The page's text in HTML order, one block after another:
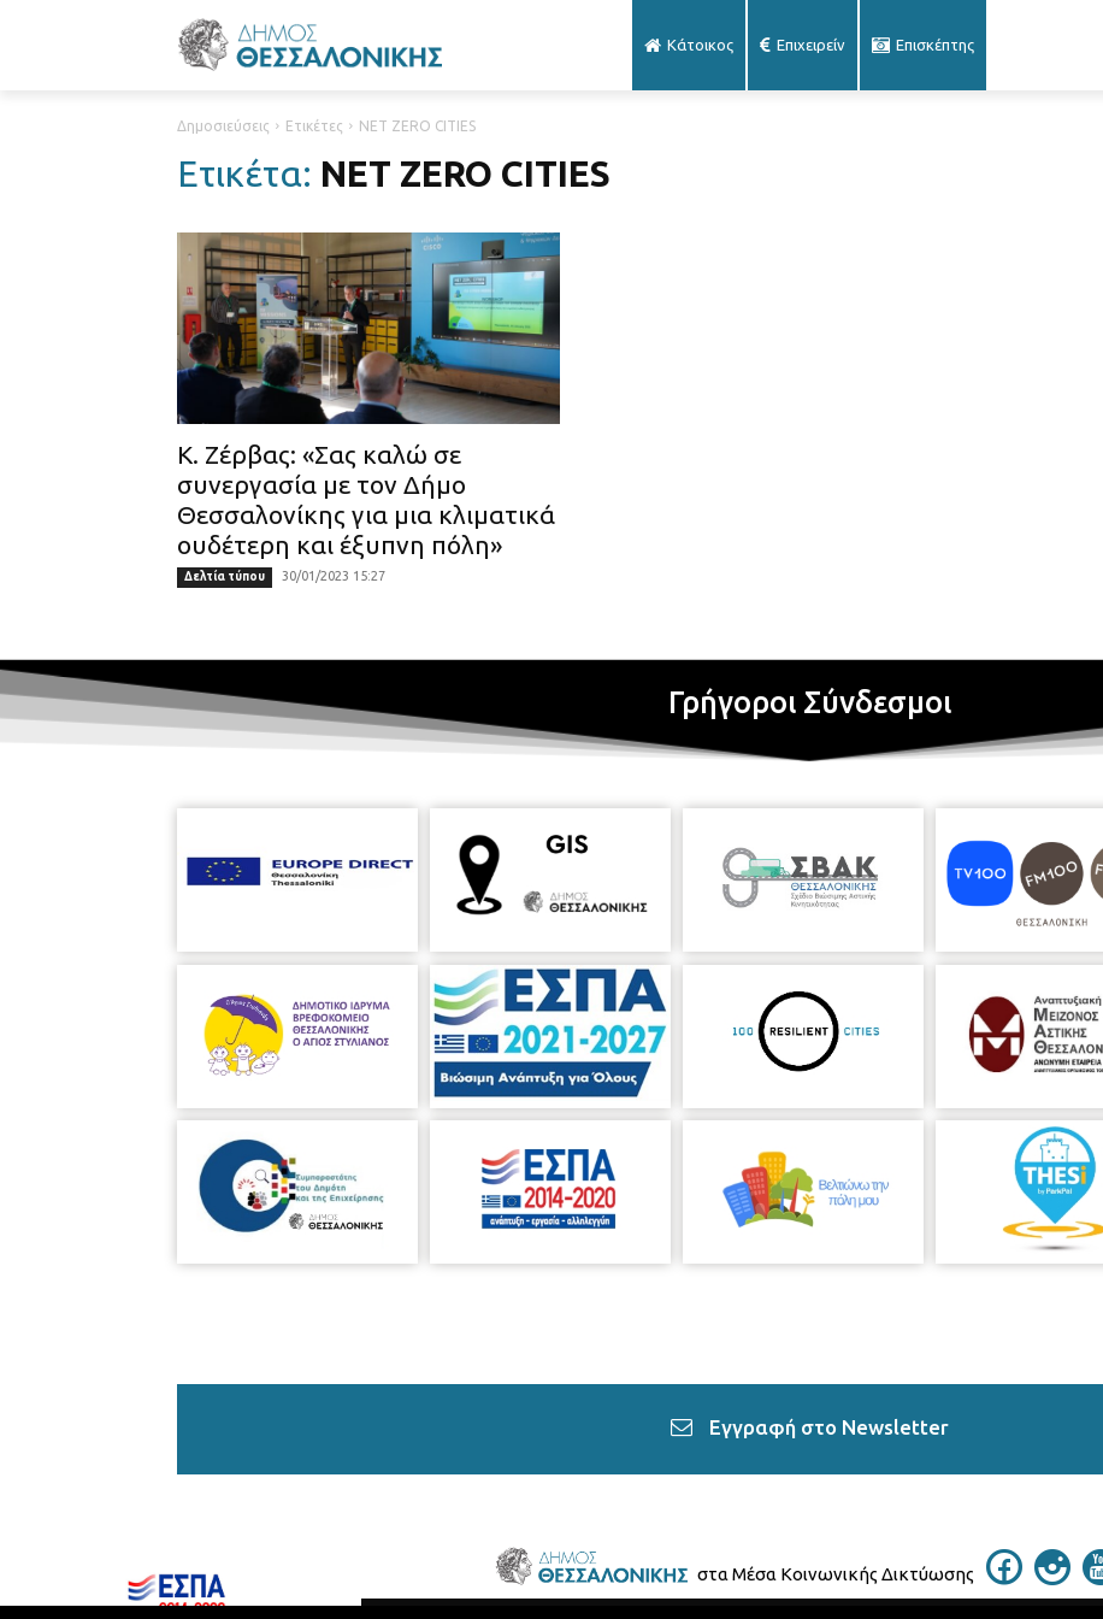
Κάτοικος Επιχειρείν Επισκέπτης
Δημοσιεύσεις Ετικέτες NET ZERO CITIES
Ετικέτα: NET ZERO CITIES
Κ. Ζέρβας: «Σας καλώ σε
συνεργασία με τον Δήμο
Θεσσαλονίκης για μια κλιματικά
ουδέτερη και έξυπνη πόλη»
Δελτία τύπου 30/01/2023 15:27
Γρήγοροι Σύνδεσμοι
Εγγραφή στο Newsletter
στα Μέσα Κοινωνικής Δικτύωσης